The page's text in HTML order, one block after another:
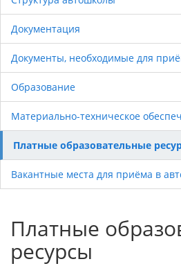
Документация
Документы, необходимые для
Образование
Материально-техническое
Платные образовательные
Вакантные места для приёма в
Платные
ресурсы